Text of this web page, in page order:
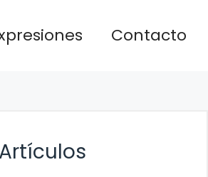
Contacto
Artículos